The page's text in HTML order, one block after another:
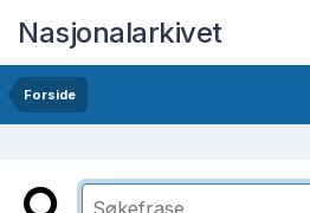
Nasjonalarkivet
Forside